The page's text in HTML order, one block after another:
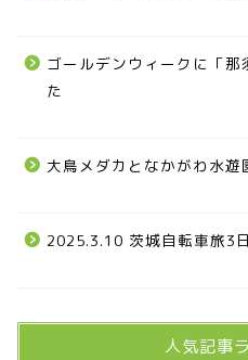
ゴールデンウィークに「
た
大鳥メダカとなかがわ水遊
2025.3.10 茨城自転車旅3
人気記事